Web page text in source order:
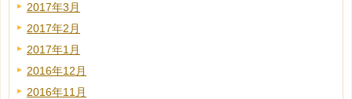
2017年3月
2017年2月
2017年1月
2016年12月
2016年11月